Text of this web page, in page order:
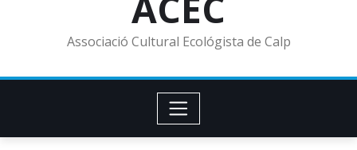
Associació Cultural Ecológista de Calp